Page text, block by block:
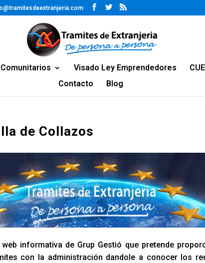
Visado Ley Emprendedores
Contacto
Blog
de Collazos
informativa de Grup Gestió que pretende
con la administración dandole a conocer los